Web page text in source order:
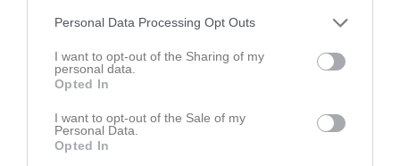
Personal Data Processing Opt Outs
I want to opt-out of the Sharing of my
personal data.
Opted In
I want to opt-out of the Sale of my
Personal Data.
Opted In
med 10-0 på Tunet 2022. Rekord eller inte så var det en
hemmalaget går till fyramålsskytten Tobbe Johansson.
3p Tobbe Johansson
2p Jesper Karlsson
1p Johan Brolin